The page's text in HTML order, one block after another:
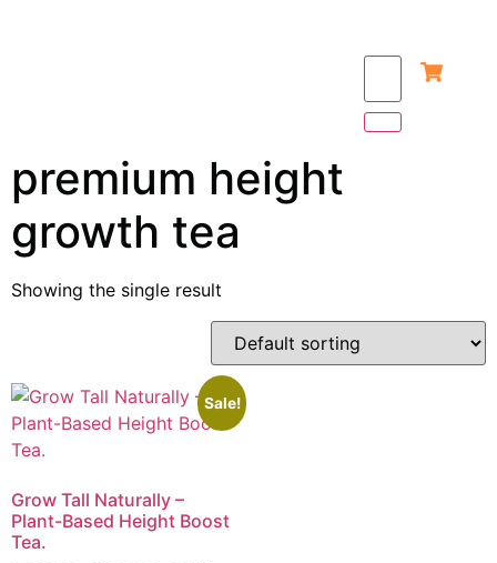
premium height
growth tea
Showing the single result
Sale!
Grow Tall Naturally –
Plant-Based Height Boost
Tea.